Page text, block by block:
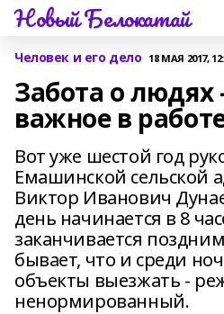
Новый Белокатай
Человек и его дело 18 МАЯ 2017,
Забота о людях
важное в
Вот уже шестой год
Емашинской сельской
Виктор Иванович
день начинается в 8
заканчивается
бывает, что и среди
объекты выезжать -
ненормированный.